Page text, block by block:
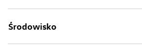
Środowisko